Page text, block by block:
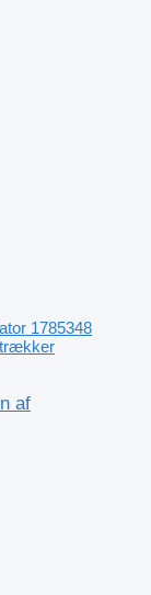
1785348
trækker
af